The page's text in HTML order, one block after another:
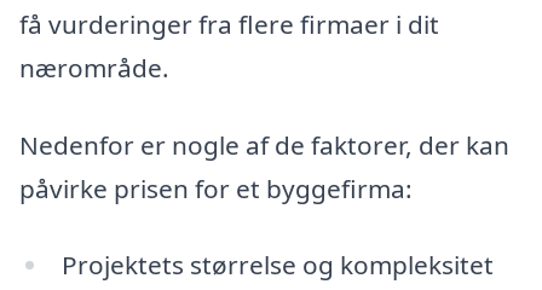
få vurderinger fra flere firmaer i dit
nærområde.
Nedenfor er nogle af de faktorer, der kan
påvirke prisen for et byggefirma:
Projektets størrelse og kompleksitet